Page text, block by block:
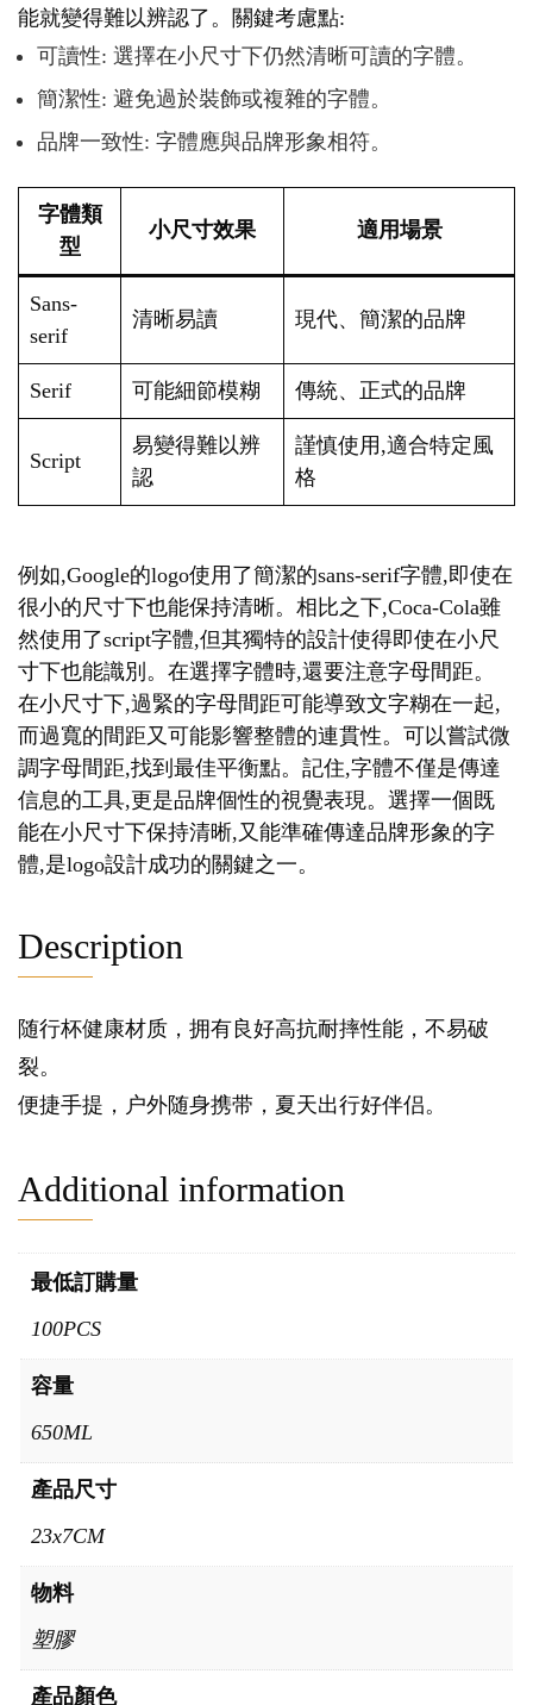
能就變得難以辨認了。關鍵考慮點:
可讀性: 選擇在小尺寸下仍然清晰可讀的字體。
簡潔性: 避免過於裝飾或複雜的字體。
品牌一致性: 字體應與品牌形象相符。
字體類
型
小尺寸效果 適用場景
Sans-
serif
清晰易讀 現代、簡潔的品牌
Serif 可能細節模糊 傳統、正式的品牌
Script
易變得難以辨
認
謹慎使用,適合特定風
格
例如,Google的logo使用了簡潔的sans-serif字體,即使在
很小的尺寸下也能保持清晰。相比之下,Coca-Cola雖
然使用了script字體,但其獨特的設計使得即使在小尺
寸下也能識別。在選擇字體時,還要注意字母間距。
在小尺寸下,過緊的字母間距可能導致文字糊在一起,
而過寬的間距又可能影響整體的連貫性。可以嘗試微
調字母間距,找到最佳平衡點。記住,字體不僅是傳達
信息的工具,更是品牌個性的視覺表現。選擇一個既
能在小尺寸下保持清晰,又能準確傳達品牌形象的字
體,是logo設計成功的關鍵之一。
Description
随行杯健康材质，拥有良好高抗耐摔性能，不易破
裂。
便捷手提，户外随身携带，夏天出行好伴侣。
Additional information
最低訂購量
100PCS
容量
650ML
產品尺寸
23x7CM
物料
塑膠
產品顏色